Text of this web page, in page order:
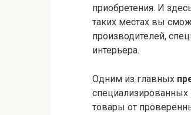
приобретения. И
таких местах вы
производителей,
интерьера.
Одним из главных
специализированных
товары от